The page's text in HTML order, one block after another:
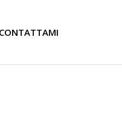
CONTATTAMI